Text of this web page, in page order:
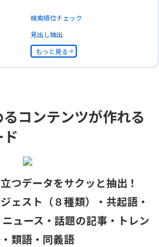
検索順位チェック
見出し抽出
もっと見る
コンテンツが作れる
つデータをサクッと抽出！
ェスト（８種類）・共起語・
ュース・話題の記事・トレン
類語・同義語